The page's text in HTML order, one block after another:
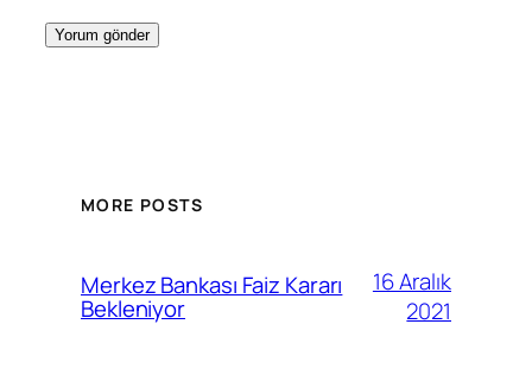
MORE POSTS
Merkez Bankası Faiz Kararı
Bekleniyor
16 Aralık
2021